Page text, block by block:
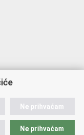
Hrvatsku
Ne prihvaćam
Ne prihvaćam